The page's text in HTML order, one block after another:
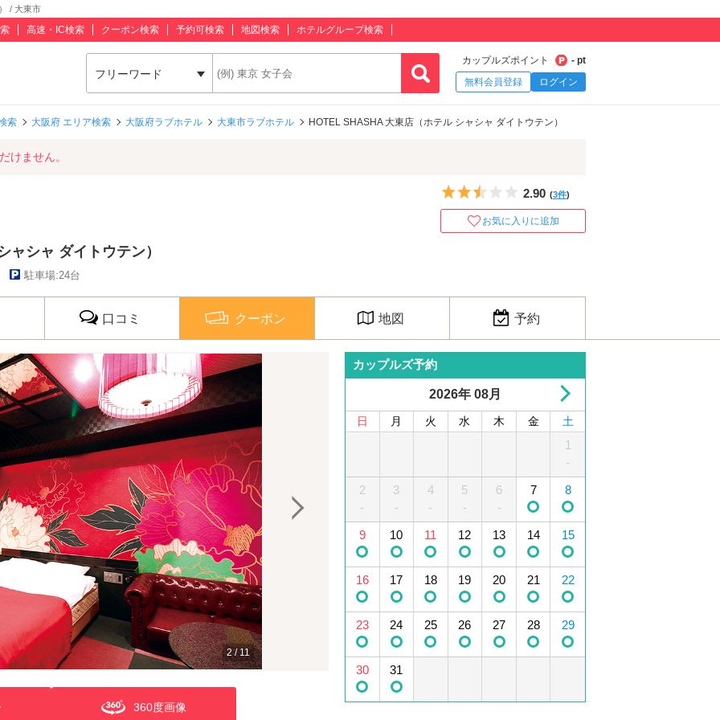
/ 大東市
高速・IC検索 クーポン検索 予約可検索 地図検索 ホテルグループ検索
フリーワード
カップルズポイント
- pt
無料会員登録
ログイン
索 大阪府 エリア検索 大阪府ラブホテル 大東市ラブホテル HOTEL SHASHA 大東店（ホテル シャシャ ダイトウテン）
けません。
シャ ダイトウテン）
駐車場:24台
5つ星のうち2.5
2.90 (3件)
お気に入りに追加
口コミ クーポン 地図 予約
2/11
360度画像
カップルズ予約
2026年 08月
日 月 火 水 木 金 土
1
-
2
-
3
-
4
-
5
-
6
-
7 8
9 10 11 12 13 14 15
16 17 18 19 20 21 22
23 24 25 26 27 28 29
30 31
5
6 7 8 9 10 11 12
13 14 15 16 17 18 19
20
-
21
-
22
-
23
-
24 25 26
27 28 29 30